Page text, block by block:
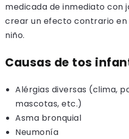
medicada de inmediato con
crear un efecto contrario
niño.
Causas de tos
Alérgias diversas (clima,
mascotas, etc.)
Asma bronquial
Neumonía